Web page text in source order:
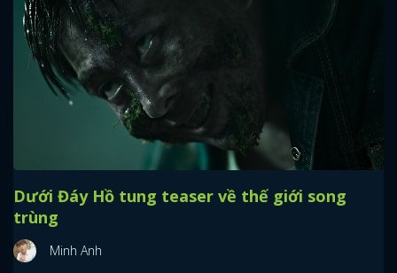
Dưới Đáy Hồ tung teaser về thế giới song
trùng
Minh Anh